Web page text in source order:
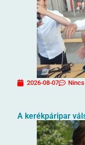
2026-08-07
A kerékpáripar